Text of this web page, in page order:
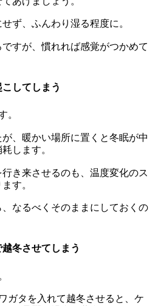
ず、ふんわり湿る程度に。
すが、慣れれば感覚がつかめて
してしまう
。
、暖かい場所に置くと冬眠が中
します。
き来させるのも、温度変化のス
す。
なるべくそのままにしておくの
冬させてしまう
ガタを入れて越冬させると、ケ